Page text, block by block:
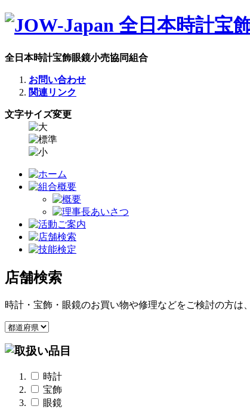
全日本時計宝飾眼鏡小売協同組合
お問い合わせ
関連リンク
文字サイズ変更
店舗検索
時計・宝飾・眼鏡のお買い物や修理などをご検討の方は
時計
宝飾
眼鏡